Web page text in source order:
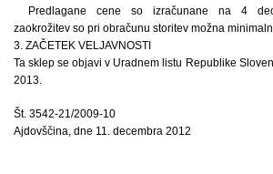
Predlagane cene so izračunane na 4
zaokrožitev so pri obračunu storitev možna
3. ZAČETEK VELJAVNOSTI
Ta sklep se objavi v Uradnem listu Republike
2013.
Št. 3542-21/2009-10
Ajdovščina, dne 11. decembra 2012